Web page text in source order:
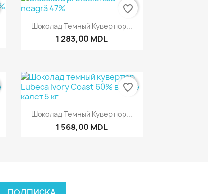
Быстрый просмотр
Шоколад Темный Кувертюр...
1 283,00 MDL
favorite_border
Быстрый просмотр
Шоколад Темный Кувертюр...
1 568,00 MDL
favorite_border